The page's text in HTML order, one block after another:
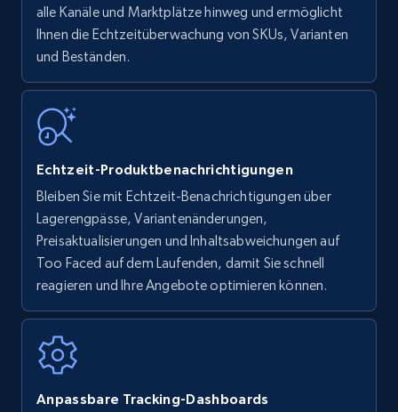
upc numbers
Title, Seller name, Brand, Description, Initial
price, Currency, Availability, Reviews count, and
35.3K+
Amazon Reviews
URL, Product name, Product rating, Product
rating object, Product rating max, Rating,
Author name, Asin, and more.
alle Kanäle und Marktplätze hinweg und ermöglicht
Ihnen die Echtzeitüberwachung von SKUs, Varianten
und Beständen.
Echtzeit-Produktbenachrichtigungen
Bleiben Sie mit Echtzeit-Benachrichtigungen über
Lagerengpässe, Variantenänderungen,
Preisaktualisierungen und Inhaltsabweichungen auf
Too Faced auf dem Laufenden, damit Sie schnell
reagieren und Ihre Angebote optimieren können.
Anpassbare Tracking-Dashboards